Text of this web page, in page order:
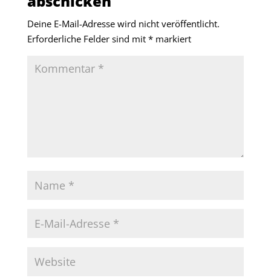
Deine E-Mail-Adresse wird nicht veröffentlicht.
Erforderliche Felder sind mit *markiert